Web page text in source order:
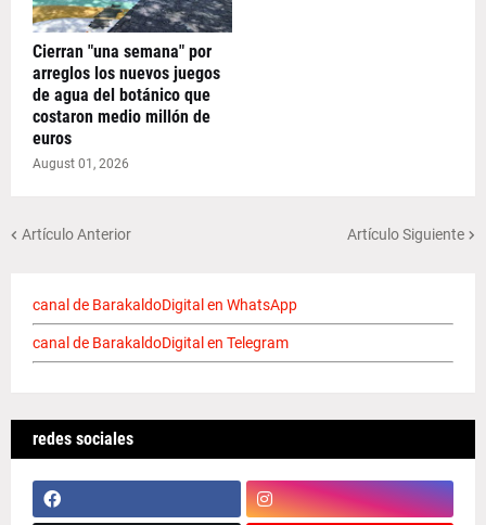
Cierran "una semana" por
arreglos los nuevos juegos
de agua del botánico que
costaron medio millón de
euros
August 01, 2026
Artículo Anterior Artículo Siguiente
canal de BarakaldoDigital en WhatsApp
canal de BarakaldoDigital en Telegram
redes sociales